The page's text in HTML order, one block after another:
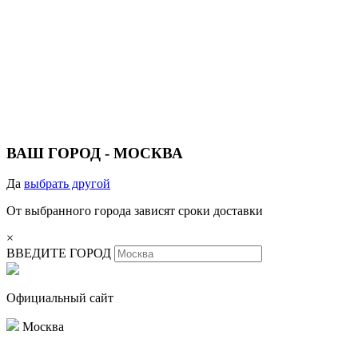
ВАШ ГОРОД - МОСКВА
Да выбрать другой
От выбранного города зависят сроки доставки
×
ВВЕДИТЕ ГОРОД
Официальный сайт
Москва